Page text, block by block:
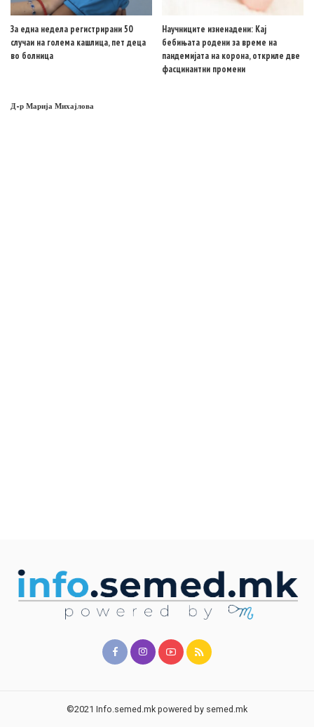
За една недела регистрирани 50
случаи на голема кашлица, пет деца
во болница
Научниците изненадени: Кај
бебињата родени за време на
пандемијата на корона, откриле две
фасцинантни промени
Д-р Марија Михајлова
©2021 Info.semed.mk powered by semed.mk